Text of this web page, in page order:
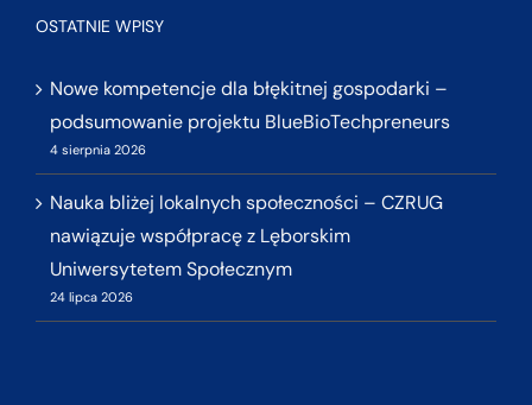
OSTATNIE WPISY
Nowe kompetencje dla błękitnej gospodarki –
podsumowanie projektu BlueBioTechpreneurs
4 sierpnia 2026
Nauka bliżej lokalnych społeczności – CZRUG
nawiązuje współpracę z Lęborskim
Uniwersytetem Społecznym
24 lipca 2026